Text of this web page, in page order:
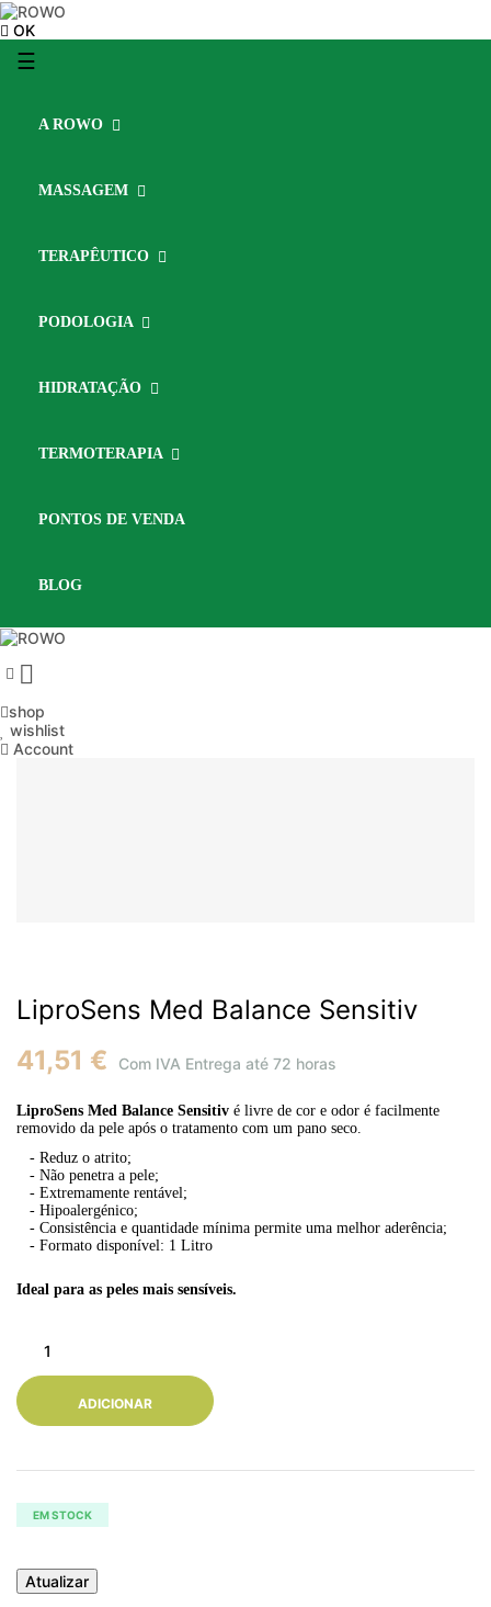
OK
Toggle
☰
A ROWO
MASSAGEM
TERAPÊUTICO
PODOLOGIA
HIDRATAÇÃO
TERMOTERAPIA
PONTOS DE VENDA
BLOG

shop
wishlist
Account
LiproSens Med Balance Sensitiv
41,51 €
Com IVA Entrega até 72 horas
LiproSens Med Balance Sensitiv é livre de cor e odor é facilmente
removido da pele após o tratamento com um pano seco.
- Reduz o atrito;
- Não penetra a pele;
- Extremamente rentável;
- Hipoalergénico;
- Consistência e quantidade mínima permite uma melhor aderência;
- Formato disponível: 1 Litro
Ideal para as peles mais sensíveis.
ADICIONAR
EM STOCK